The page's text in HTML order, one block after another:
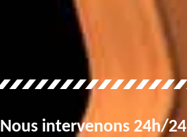
Nous intervenons 24h/